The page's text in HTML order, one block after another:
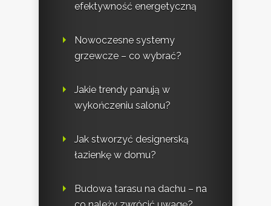
efektywność energetyczną
Nowoczesne systemy
grzewcze – co wybrać?
Jakie trendy panują w
wykończeniu salonu?
Jak stworzyć designerską
łazienkę w domu?
Budowa tarasu na dachu – na